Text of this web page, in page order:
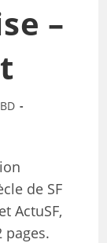
–
de SF
ActuSF,
pages.